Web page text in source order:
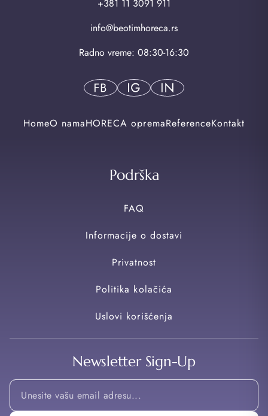
+381 11 3091 911
info@beotimhoreca.rs
Radno vreme: 08:30-16:30
HomeO namaHORECA opremaReferenceKontakt
Podrška
FAQ
Informacije o dostavi
Privatnost
Politika kolačića
Uslovi korišćenja
Newsletter Sign-Up
*
Email